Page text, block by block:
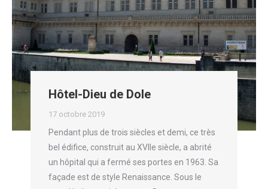
Hôtel-Dieu de Dole
17 octobre 2019
Pendant plus de trois siècles et demi, ce très
bel édifice, construit au XVIIe siècle, a abrité
un hôpital qui a fermé ses portes en 1963. Sa
façade est de style Renaissance. Sous le